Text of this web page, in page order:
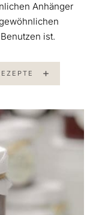
Anhänger
ist.